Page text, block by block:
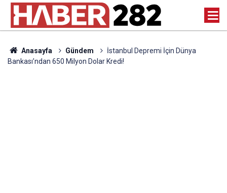
Anasayfa Gündem
İstanbul Depremi İçin Dünya
Bankası’ndan 650 Milyon Dolar Kredi!